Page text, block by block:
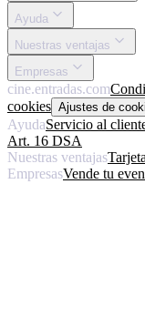
Ayuda
Nuestras ventajas
Empresas
cine.entradas.com
cookies Ajustes de
AyudaServicio al
Art. 16 DSA
Nuestras ventajas
EmpresasVende tu